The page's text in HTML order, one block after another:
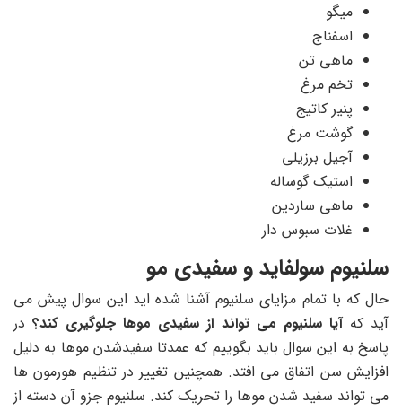
میگو
اسفناج
ماهی تن
تخم مرغ
پنیر کاتیج
گوشت مرغ
آجیل برزیلی
استیک گوساله
ماهی ساردین
غلات سبوس دار
سلنیوم سولفاید و سفیدی مو
حال که با تمام مزایای سلنیوم آشنا شده اید این سوال پیش می
آید که آیا سلنیوم می تواند از سفیدی موها جلوگیری کند؟در
پاسخ به این سوال باید بگوییم که عمدتا سفیدشدن موها به دلیل
افزایش سن اتفاق می افتد. همچنین تغییر در تنظیم هورمون ها
می تواند سفید شدن موها را تحریک کند. سلنیوم جزو آن دسته از